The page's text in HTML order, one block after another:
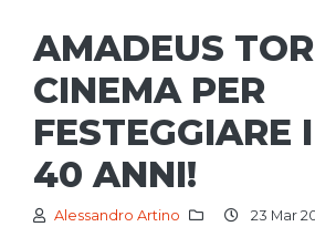
AMADEUS
CINEMA PER
FESTEGGIARE
40 ANNI!
Alessandro Artino 23 Mar